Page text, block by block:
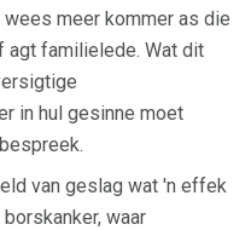
meer kommer as die
agt familielede. Wat dit
in hul gesinne moet
van geslag wat 'n effek
waar